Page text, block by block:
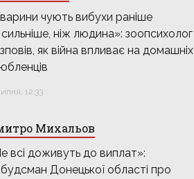
чують вибухи раніше
ніж людина»: зоопсихолог
як війна впливає на домашніх
12:33
Михальов
всі доживуть до виплат»:
Донецької області про